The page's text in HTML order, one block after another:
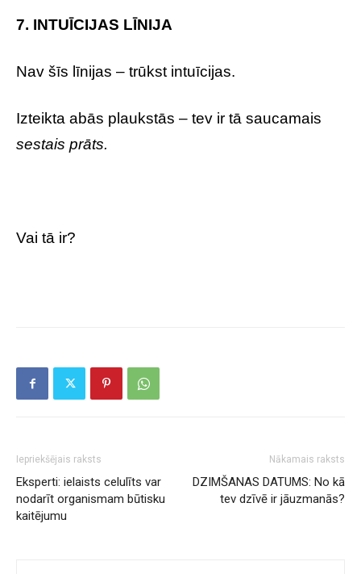
7. INTUĪCIJAS LĪNIJA
Nav šīs līnijas – trūkst intuīcijas.
Izteikta abās plaukstās – tev ir tā saucamais
sestais prāts.
Vai tā ir?
Iepriekšējais raksts
Eksperti: ielaists celulīts var
nodarīt organismam būtisku
kaitējumu
Nākamais raksts
DZIMŠANAS DATUMS: No kā
tev dzīvē ir jāuzmanās?